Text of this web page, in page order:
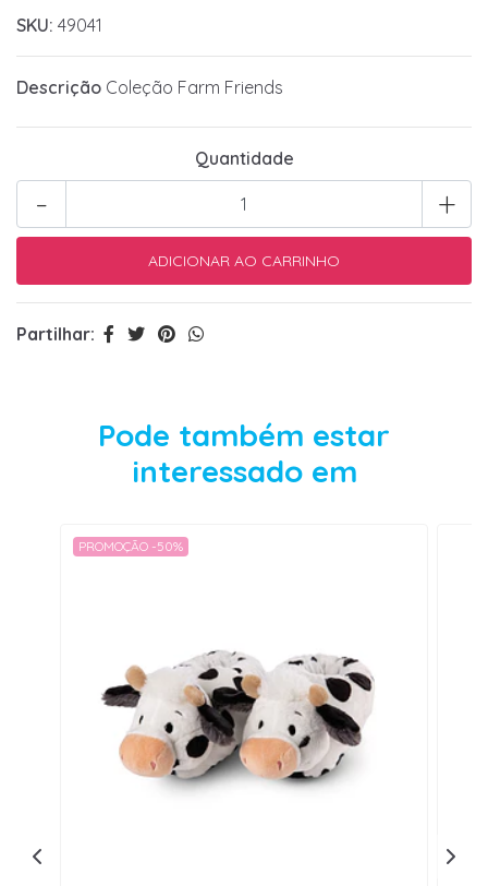
SKU: 49041
Descrição Coleção Farm Friends
Quantidade
+
-
Partilhar:
Pode também estar
interessado em
PROMOÇÃO -50%